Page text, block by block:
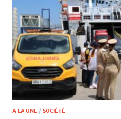
A LA UNE / SOCIÉTÉ